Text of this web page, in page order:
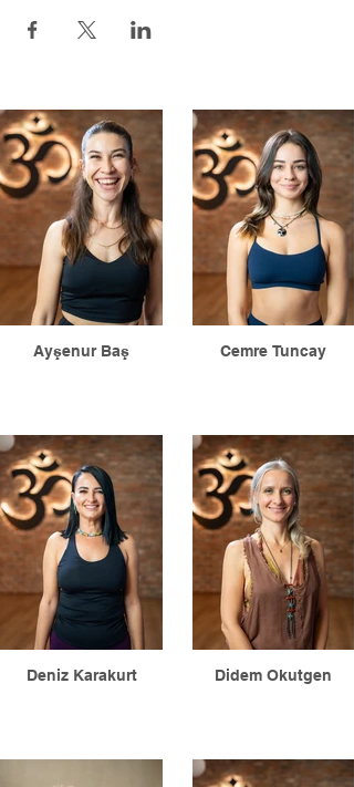
Ayşenur Baş Cemre Tuncay
Deniz Karakurt Didem Okutgen